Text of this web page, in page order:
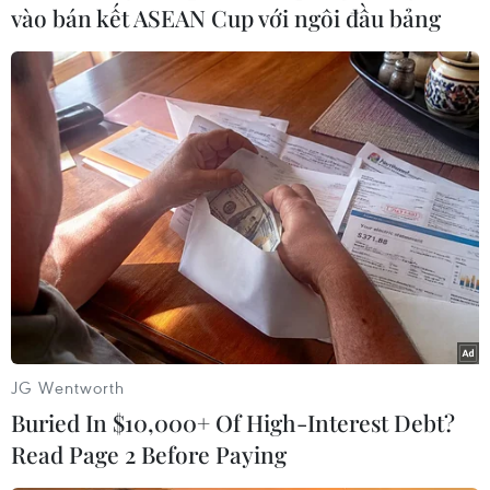
Theo CNN, dữ liệu chính thức đầu tuần trước
cho thấy Đức đã cố gắng tránh một cuộc suy
thoái kinh tế ở ranh giới mong manh nhất. Tuy
nhiên, trong phạm vi rộng lớn hơn, sự suy yếu
của nền kinh tế Đức làm tăng nguy cơ suy thoái
ở Khu vực Sử dụng Đồng tiền Chung châu Âu
(Eurozone).
vào bán kết ASEAN Cup với ngôi đầu bảng
JG Wentworth
Buried In $10,000+ Of High-Interest Debt?
Read Page 2 Before Paying